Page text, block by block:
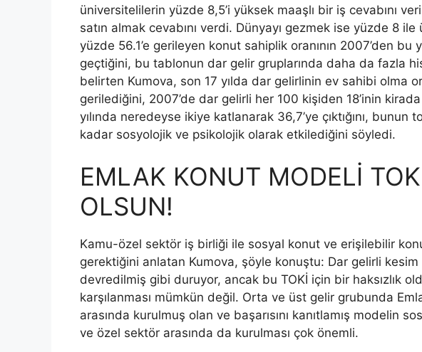
üniversitelilerin yüzde 8,5’i yüksek maaşlı bir iş cevabını
satın almak cevabını verdi. Dünyayı gezmek ise yüzde 8 ile
yüzde 56.1’e gerileyen konut sahiplik oranının 2007’den
geçtiğini, bu tablonun dar gelir gruplarında daha da fazla
belirten Kumova, son 17 yılda dar gelirlinin ev sahibi olma
gerilediğini, 2007’de dar gelirli her 100 kişiden 18’inin
yılında neredeyse ikiye katlanarak 36,7’ye çıktığını,
kadar sosyolojik ve psikolojik olarak etkilediğini söyledi.
EMLAK KONUT MODELİ
OLSUN!
Kamu-özel sektör iş birliği ile sosyal konut ve erişilebilir
gerektiğini anlatan Kumova, şöyle konuştu: Dar gelirli kesim
devredilmiş gibi duruyor, ancak bu TOKİ için bir haksızlık
karşılanması mümkün değil. Orta ve üst gelir grubunda
arasında kurulmuş olan ve başarısını kanıtlamış modelin
ve özel sektör arasında da kurulması çok önemli.